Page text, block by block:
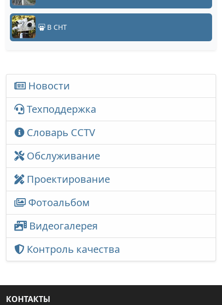
В СНТ
Новости
Техподдержка
Словарь CCTV
Обслуживание
Проектирование
Фотоальбом
Видеогалерея
Контроль качества
КОНТАКТЫ